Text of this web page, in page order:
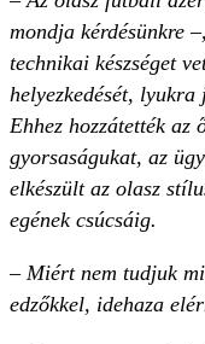
mondja kérdésünkre
technikai készséget
helyezkedését,
Ehhez hozzátették az
gyorsaságukat, az
elkészült az olasz
egének csúcsáig.
– Miért nem tudjuk
edzőkkel, idehaza